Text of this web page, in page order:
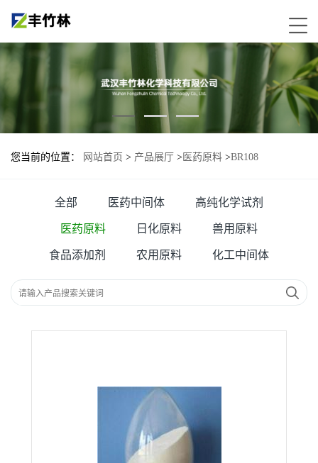
您当前的位置： 网站首页 > 产品展厅 > 医药原料 >BR108
全部 医药中间体 高纯化学试剂
医药原料 日化原料 兽用原料
食品添加剂 农用原料 化工中间体